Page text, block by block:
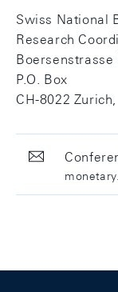
Swiss National
Research
Boersenstrasse
P.O. Box
CH-8022
Footer